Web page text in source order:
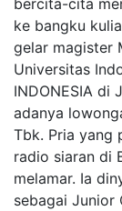
ke bangku
gelar magister
Universitas
INDONESIA di
adanya
Tbk. Pria yang
radio siaran di
melamar. Ia
sebagai Junior